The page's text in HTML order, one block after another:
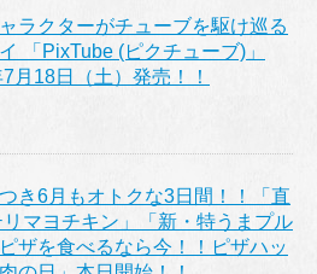
ラクターがチューブを駆け巡る
「PixTube (ピクチューブ)」
月18日（土）発売！！
き6月もオトクな3日間！！「直
リマヨチキン」「新・特うまプル
ザを食べるなら今！！ピザハッ